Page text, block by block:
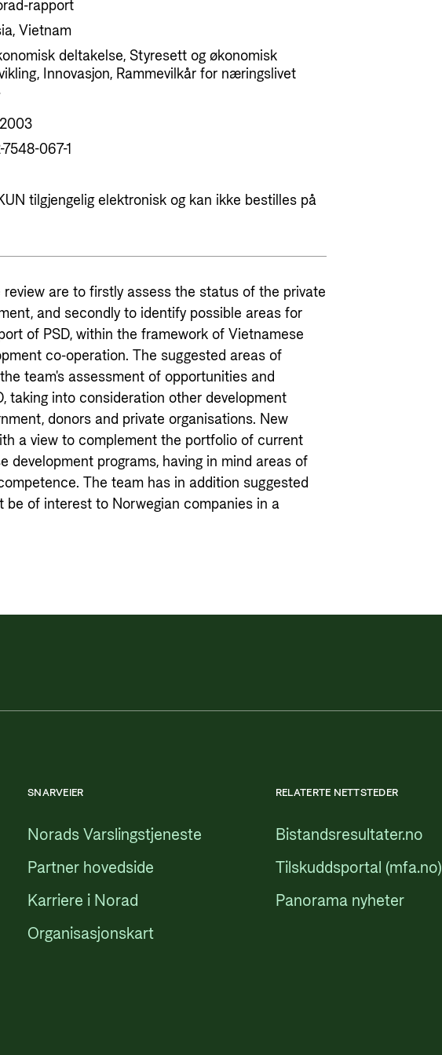
rapport
Vietnam
deltakelse, Styresett og økonomisk
Innovasjon, Rammevilkår for næringslivet
7548-067-1
tilgjengelig elektronisk og kan ikke bestilles på
are to firstly assess the status of the private
and secondly to identify possible areas for
of PSD, within the framework of Vietnamese
co-operation. The suggested areas of
team's assessment of opportunities and
taking into consideration other development
donors and private organisations. New
a view to complement the portfolio of current
development programs, having in mind areas of
The team has in addition suggested
be of interest to Norwegian companies in a
SNARVEIER
Norads Varslingstjeneste
Partner hovedside
Karriere i Norad
Organisasjonskart
RELATERTE NETTSTEDER
Bistandsresultater.no
Tilskuddsportal (mfa.no)
Panorama nyheter